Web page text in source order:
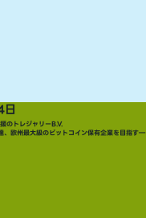
のトレジャリーB.V.
欧州最大級のビットコイン保有企業を目指す―